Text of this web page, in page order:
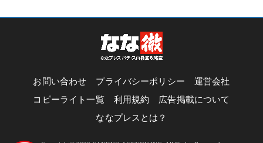
お問い合わせ プライバシーポリシー
運営会社
コピーライト一覧
利用規約
広告掲載について
ななプレスとは？